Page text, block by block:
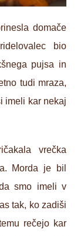
domače
bio
pujsa in
tudi mraza,
imeli kar nekaj
vrečka
Morda je bil
smo imeli v
tak, ko zadiši
rečejo kar